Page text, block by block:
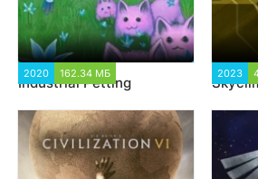
2020 162.34 МБ
Industrial Petting
2023